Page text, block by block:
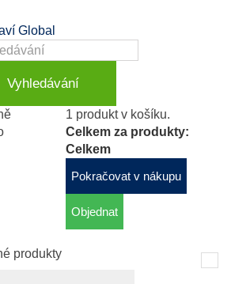
Vyhledávání
produkty
1 produkt v košíku.
Celkem za produkty:
Celkem
Pokračovat v nákupu
Objednat